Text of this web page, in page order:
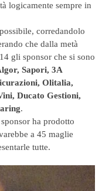
logicamente sempre in
corredandolo
che dalla metà
gli sponsor che si sono
Sapori, 3A
Olitalia,
Ducato Gestioni,
.
ha prodotto
a 45 maglie
tutte.